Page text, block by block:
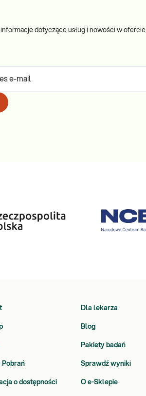
dotyczące usług i nowości w ofercie
e-mail
Dla lekarza
Blog
Pakiety badań
Pobrań Sprawdź wyniki
o dostępności O e-Sklepie